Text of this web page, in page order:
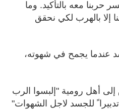
حربنا معه بالتأكيد. وما
إلا بالهرب لكي نحقق
عندما يجمح في شهوته،
أهل رومية "إلبسوا الرب
للجسد لاجل الشهوات"